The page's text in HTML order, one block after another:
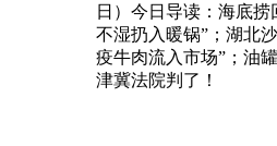
日）今日导读：海底捞
不湿扔入暖锅”；湖北
疫牛肉流入市场”；油
津冀法院判了！